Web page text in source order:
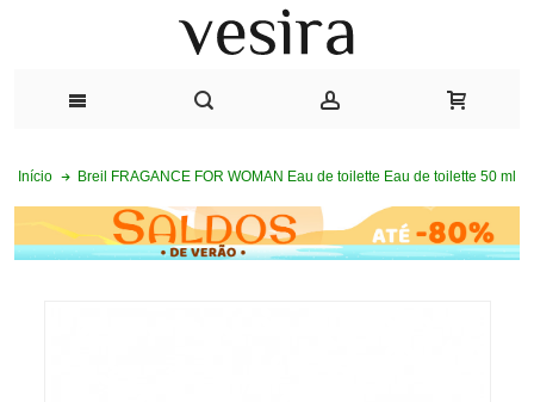
Início Breil FRAGANCE FOR WOMAN Eau de toilette Eau de toilette 50 ml